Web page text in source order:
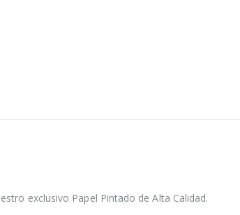
exclusivo Papel Pintado de Alta Calidad.